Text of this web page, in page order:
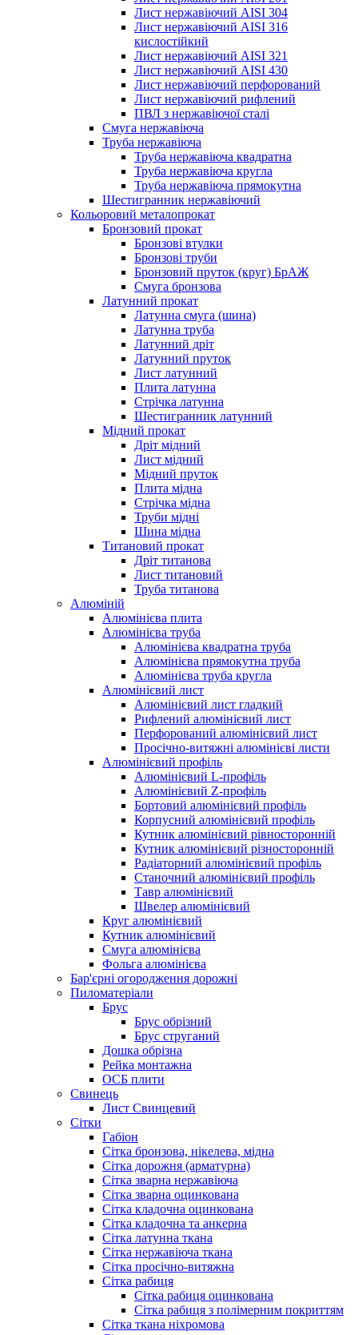
Лист нержавіючий AISI 304
Лист нержавіючий AISI 316
кислостійкий
Лист нержавіючий AISI 321
Лист нержавіючий AISI 430
Лист нержавіючий перфорований
Лист нержавіючий рифлений
ПВЛ з нержавіючої сталі
Смуга нержавіюча
Труба нержавіюча
Труба нержавіюча квадратна
Труба нержавіюча кругла
Труба нержавіюча прямокутна
Шестигранник нержавіючий
Кольоровий металопрокат
Бронзовий прокат
Бронзові втулки
Бронзові труби
Бронзовий пруток (круг) БрАЖ
Смуга бронзова
Латунний прокат
Латунна смуга (шина)
Латунна труба
Латунний дріт
Латунний пруток
Лист латунний
Плита латунна
Стрічка латунна
Шестигранник латунний
Мідний прокат
Дріт мідний
Лист мідний
Мідний пруток
Плита мідна
Стрічка мідна
Труби мідні
Шина мідна
Титановий прокат
Дріт титанова
Лист титановий
Труба титанова
Алюміній
Алюмінієва плита
Алюмінієва труба
Алюмінієва квадратна труба
Алюмінієва прямокутна труба
Алюмінієва труба кругла
Алюмінієвий лист
Алюмінієвий лист гладкий
Рифлений алюмінієвий лист
Перфорований алюмінієвий лист
Просічно-витяжні алюмінієві листи
Алюмінієвий профіль
Алюмінієвий L-профіль
Алюмінієвий Z-профіль
Бортовий алюмінієвий профіль
Корпусний алюмінієвий профіль
Кутник алюмінієвий рівносторонній
Кутник алюмінієвий різносторонній
Радіаторний алюмінієвий профіль
Станочний алюмінієвий профіль
Тавр алюмінієвий
Швелер алюмінієвий
Круг алюмінієвий
Кутник алюмінієвий
Смуга алюмінієва
Фольга алюмінієва
Бар'єрні огородження дорожні
Пиломатеріали
Брус
Брус обрізний
Брус струганий
Дошка обрізна
Рейка монтажна
ОСБ плити
Cвинець
Лист Свинцевий
Сітки
Габіон
Сітка бронзова, нікелева, мідна
Сітка дорожня (арматурна)
Сітка зварна нержавіюча
Сітка зварна оцинкована
Сітка кладочна оцинкована
Сітка кладочна та анкерна
Сітка латунна ткана
Сітка нержавіюча ткана
Сітка просічно-витяжна
Сітка рабиця
Сітка рабиця оцинкована
Сітка рабиця з полімерним покриттям
Сітка ткана ніхромова